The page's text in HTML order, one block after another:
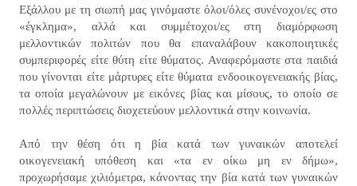
Εξάλλου με τη σιωπή μας γινόμαστε όλοι/όλες συνένοχοι/ες στο
«έγκλημα», αλλά και συμμέτοχοι/ες στη διαμόρφωση
μελλοντικών πολιτών που θα επαναλάβουν κακοποιητικές
συμπεριφορές είτε θύτη είτε θύματος. Αναφερόμαστε στα παιδιά
που γίνονται είτε μάρτυρες είτε θύματα ενδοοικογενειακής βίας,
τα οποία μεγαλώνουν με εικόνες βίας και μίσους, το οποίο σε
πολλές περιπτώσεις διοχετεύουν μελλοντικά στην κοινωνία.
Από την θέση ότι η βία κατά των γυναικών αποτελεί
οικογενειακή υπόθεση και «τα εν οίκω μη εν δήμω»,
προχωρήσαμε χιλιόμετρα, κάνοντας την βία κατά των γυναικών